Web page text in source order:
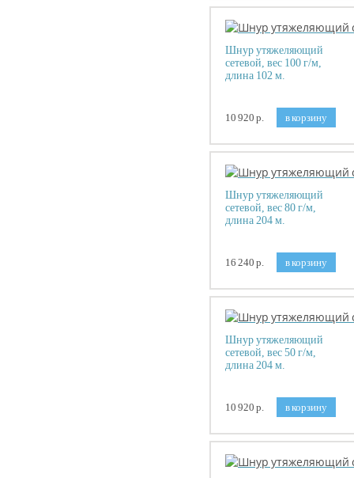
Шнур утяжеляющий
сетевой, вес 100 г/м,
длина 102 м.
10 920 р. в корзину
Шнур утяжеляющий
сетевой, вес 80 г/м,
длина 204 м.
16 240 р. в корзину
Шнур утяжеляющий
сетевой, вес 50 г/м,
длина 204 м.
10 920 р. в корзину